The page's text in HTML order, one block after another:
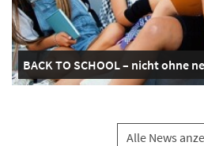
BACK TO SCHOOL – nicht ohne
Alle News